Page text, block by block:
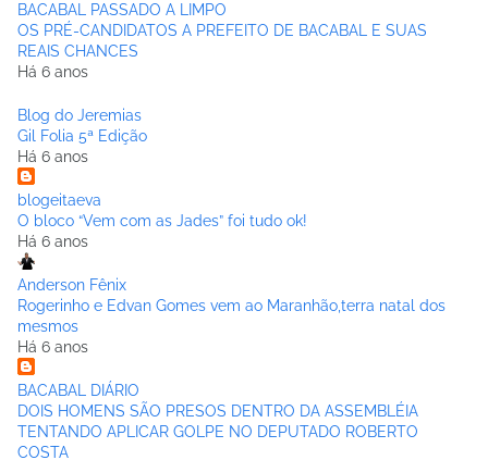
BACABAL PASSADO A LIMPO
OS PRÉ-CANDIDATOS A PREFEITO DE BACABAL E SUAS
REAIS CHANCES
Há 6 anos
Blog do Jeremias
Gil Folia 5ª Edição
Há 6 anos
blogeitaeva
O bloco “Vem com as Jades” foi tudo ok!
Há 6 anos
Anderson Fênix
Rogerinho e Edvan Gomes vem ao Maranhão,terra natal dos
mesmos
Há 6 anos
BACABAL DIÁRIO
DOIS HOMENS SÃO PRESOS DENTRO DA ASSEMBLÉIA
TENTANDO APLICAR GOLPE NO DEPUTADO ROBERTO
COSTA